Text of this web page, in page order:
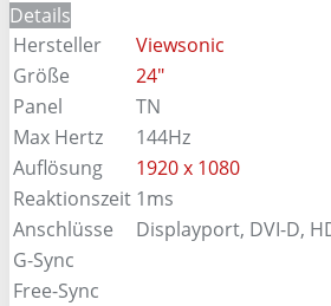
Details
Hersteller
Viewsonic
Größe
24"
Panel
TN
Max Hertz
144Hz
Auflösung
1920 x 1080
Reaktionszeit 1ms
Anschlüsse
Displayport, DVI-D,
G-Sync
Free-Sync